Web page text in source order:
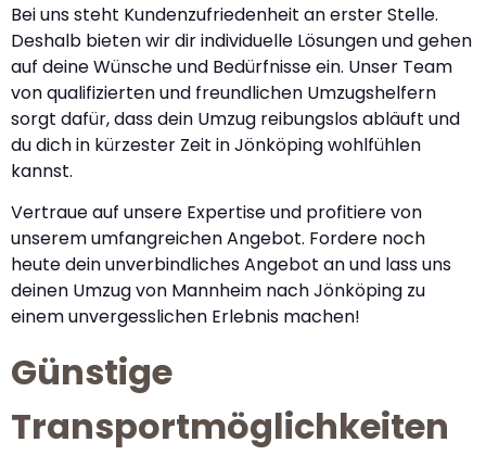
Bei uns steht Kundenzufriedenheit an erster Stelle.
Deshalb bieten wir dir individuelle Lösungen und gehen
auf deine Wünsche und Bedürfnisse ein. Unser Team
von qualifizierten und freundlichen Umzugshelfern
sorgt dafür, dass dein Umzug reibungslos abläuft und
du dich in kürzester Zeit in Jönköping wohlfühlen
kannst.
Vertraue auf unsere Expertise und profitiere von
unserem umfangreichen Angebot. Fordere noch
heute dein unverbindliches Angebot an und lass uns
deinen Umzug von Mannheim nach Jönköping zu
einem unvergesslichen Erlebnis machen!
Günstige
Transportmöglichkeiten